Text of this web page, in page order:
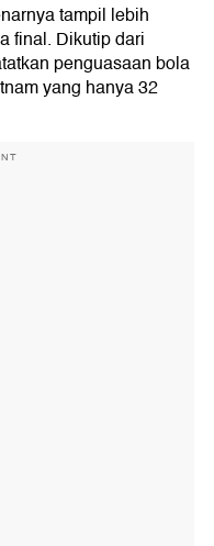
tampil lebih
final. Dikutip dari
penguasaan bola
yang hanya 32